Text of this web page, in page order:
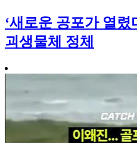
‘새로운 공포가 열
괴생물체 정체